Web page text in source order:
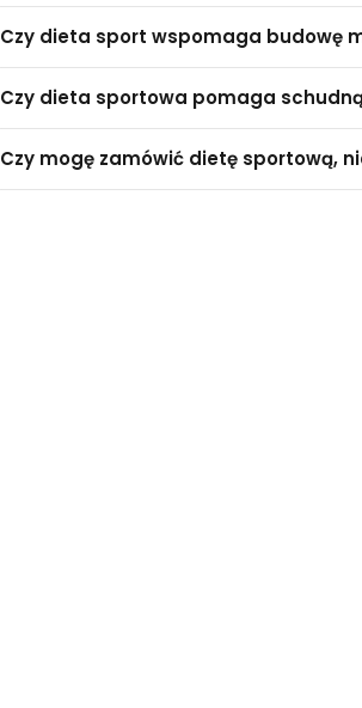
Czy dieta sport wspomaga budowę
Czy dieta sportowa pomaga
Czy mogę zamówić dietę sportową,